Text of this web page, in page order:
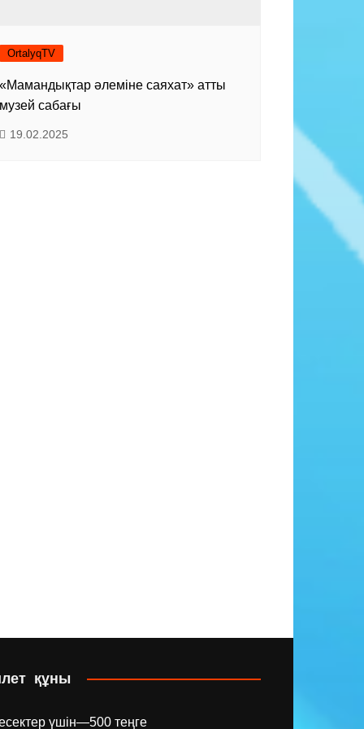
OrtalyqTV
әлеміне саяхат» атты
сабағы
19.02.2025
құны
үшін—500 теңге